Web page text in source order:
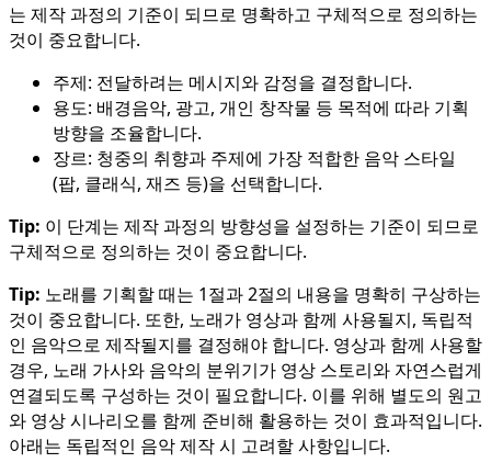
는 제작 과정의 기준이 되므로 명확하고 구체적으로 정의하는
것이 중요합니다.
주제: 전달하려는 메시지와 감정을 결정합니다.
용도: 배경음악, 광고, 개인 창작물 등 목적에 따라 기획
방향을 조율합니다.
장르: 청중의 취향과 주제에 가장 적합한 음악 스타일
(팝, 클래식, 재즈 등)을 선택합니다.
Tip: 이 단계는 제작 과정의 방향성을 설정하는 기준이 되므로
구체적으로 정의하는 것이 중요합니다.
Tip: 노래를 기획할 때는 1절과 2절의 내용을 명확히 구상하는
것이 중요합니다. 또한, 노래가 영상과 함께 사용될지, 독립적
인 음악으로 제작될지를 결정해야 합니다. 영상과 함께 사용할
경우, 노래 가사와 음악의 분위기가 영상 스토리와 자연스럽게
연결되도록 구성하는 것이 필요합니다. 이를 위해 별도의 원고
와 영상 시나리오를 함께 준비해 활용하는 것이 효과적입니다.
아래는 독립적인 음악 제작 시 고려할 사항입니다.